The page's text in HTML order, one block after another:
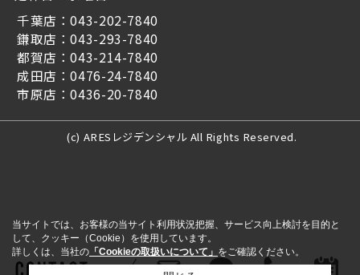
千葉店：043-202-7840
鎌取店：043-293-7840
都賀店：043-214-7840
成田店：0476-24-7840
市原店：0436-20-7840
(c) ARESレジデンシャル All Rights Reserved.
当サイトでは、お客様の当サイト利用状況把握、サービス向上検討を目的と
して、クッキー（Cookie）を使用しています。
詳しくは、当社の 「Cookieの取扱いについて」 をご確認ください。